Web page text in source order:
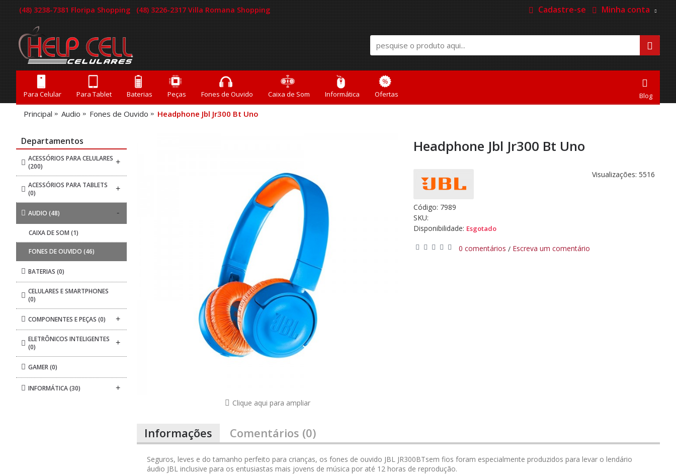
(48) 3238-7381 Floripa Shopping (48) 3226-2317 Villa Romana Shopping Cadastre-se Minha conta
Para Celular Para Tablet Baterias Peças Fones de Ouvido Caixa de Som Informática Ofertas Blog
Principal Audio Fones de Ouvido Headphone Jbl Jr300 Bt Uno
Departamentos
ACESSÓRIOS PARA CELULARES
(200)
+
ACESSÓRIOS PARA TABLETS
(0)
+
AUDIO (48) -
CAIXA DE SOM (1)
FONES DE OUVIDO (46)
BATERIAS (0)
CELULARES E SMARTPHONES
(0)
COMPONENTES E PEÇAS (0) +
ELETRÔNICOS INTELIGENTES
(0)
+
GAMER(0)
INFORMÁTICA(30) +
Clique aqui para ampliar
Headphone Jbl Jr300 Bt Uno
Visualizações: 5516
Código: 7989
SKU:
Disponibilidade: Esgotado
0 comentários / Escreva um comentário
Informações Comentários (0)
Seguros, leves e do tamanho perfeito para crianças, os fones de ouvido JBL JR300BTsem fios foram especialmente produzidos para levar o lendário
áudio JBL inclusive para os entusiastas mais jovens de música por até 12 horas de reprodução.